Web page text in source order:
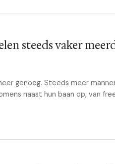
steeds vaker
genoeg. Steeds meer
naast hun baan op, van